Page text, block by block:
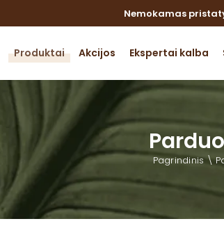
Nemokamas
Produktai
Omega -3
riebalų rūgštys
Detoksikacija,
kepenų veikla
Imunitetas ir
energija
Akcijos Ekspertai kalba
Pagrindinis